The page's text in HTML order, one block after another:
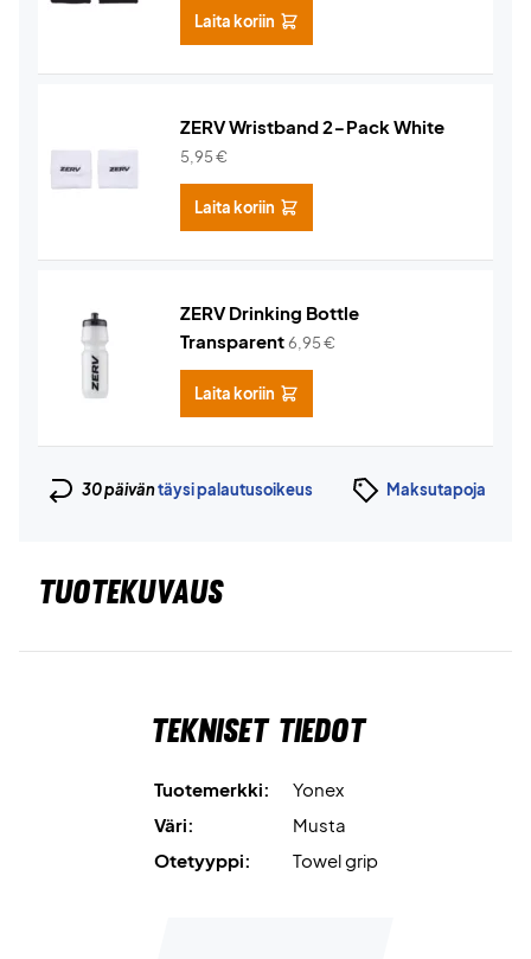
Laita koriin
ZERV Wristband 2-Pack White
5,95€
Laita koriin
ZERV Drinking Bottle
Transparent6,95€
Laita koriin
30 päiväntäysi palautusoikeus Maksutapoja
TUOTEKUVAUS
Tekniset tiedot
Tuotemerkki:
Yonex
Väri:
Musta
Otetyyppi:
Towel grip